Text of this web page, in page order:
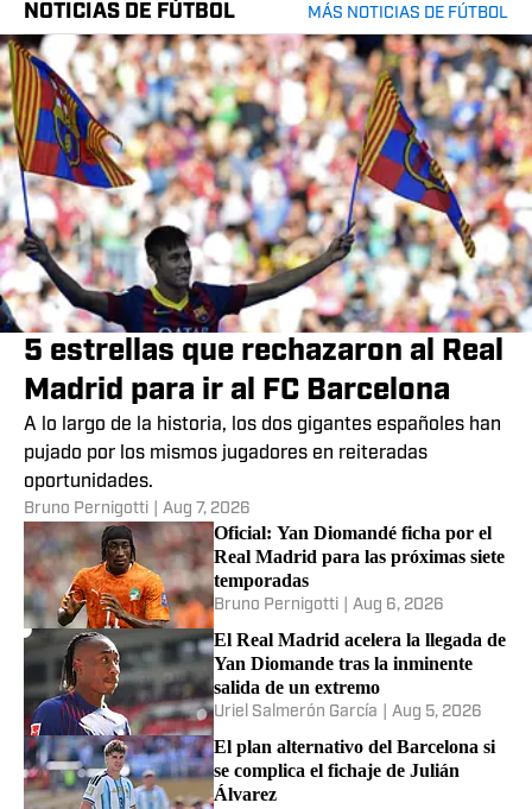
NOTICIAS DE FÚTBOL MÁS NOTICIAS DE FÚTBOL
5 estrellas que rechazaron al Real
Madrid para ir al FC Barcelona
A lo largo de la historia, los dos gigantes españoles han
pujado por los mismos jugadores en reiteradas
oportunidades.
Bruno Pernigotti Aug 7, 2026
Oficial: Yan Diomandé ficha por el
Real Madrid para las próximas siete
temporadas
Bruno Pernigotti Aug 6, 2026
El Real Madrid acelera la llegada de
Yan Diomande tras la inminente
salida de un extremo
Uriel Salmerón García Aug 5, 2026
El plan alternativo del Barcelona si
se complica el fichaje de Julián
Álvarez